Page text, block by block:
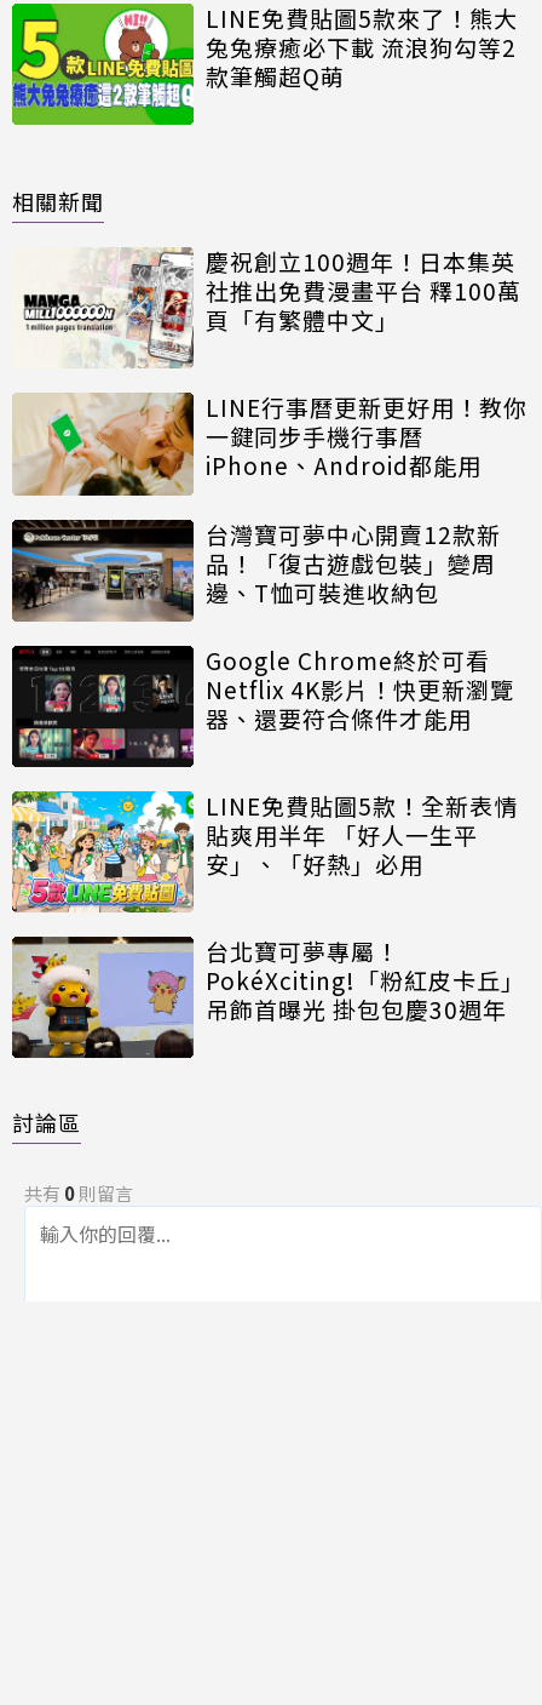
LINE免費貼圖5款來了！熊大
兔兔療癒必下載 流浪狗勾等2
款筆觸超Q萌
相關新聞
慶祝創立100週年！日本集英
社推出免費漫畫平台 釋100萬
頁「有繁體中文」
LINE行事曆更新更好用！教你
一鍵同步手機行事曆
iPhone、Android都能用
台灣寶可夢中心開賣12款新
品！「復古遊戲包裝」變周
邊、T恤可裝進收納包
Google Chrome終於可看
Netflix 4K影片！快更新瀏覽
器、還要符合條件才能用
LINE免費貼圖5款！全新表情
貼爽用半年 「好人一生平
安」、「好熱」必用
台北寶可夢專屬！
PokéXciting!「粉紅皮卡丘」
吊飾首曝光 掛包包慶30週年
討論區
共有 0則留言